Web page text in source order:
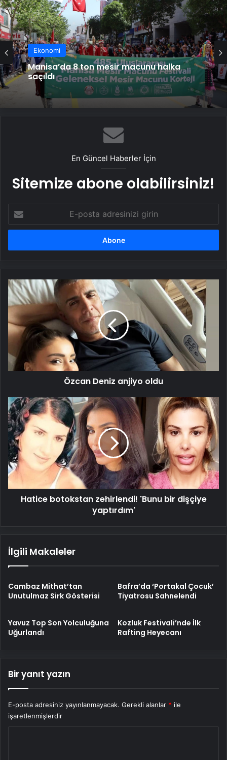
Ekonomi
Manisa’da 8 ton mesir macunu halka
saçıldı
En Güncel Haberler İçin
Sitemize abone olabilirsiniz!
posta
adresinizi
Özcan
Deniz
anjiyo
oldu
Özcan Deniz anjiyo oldu
Hatice
botokstan
zehirlendi!
'Bunu
bir
dişçiye
yaptırdım'
Hatice botokstan zehirlendi! 'Bunu bir dişçiye
yaptırdım'
İlgili Makaleler
Cambaz Mithat’tan
Unutulmaz Sirk Gösterisi
Bafra’da ‘Portakal Çocuk’
Tiyatrosu Sahnelendi
Yavuz Top Son Yolculuğuna
Uğurlandı
Kozluk Festivali’nde İlk
Rafting Heyecanı
Bir yanıt yazın
E-posta adresiniz yayınlanmayacak. Gerekli alanlar * ile
işaretlenmişlerdir